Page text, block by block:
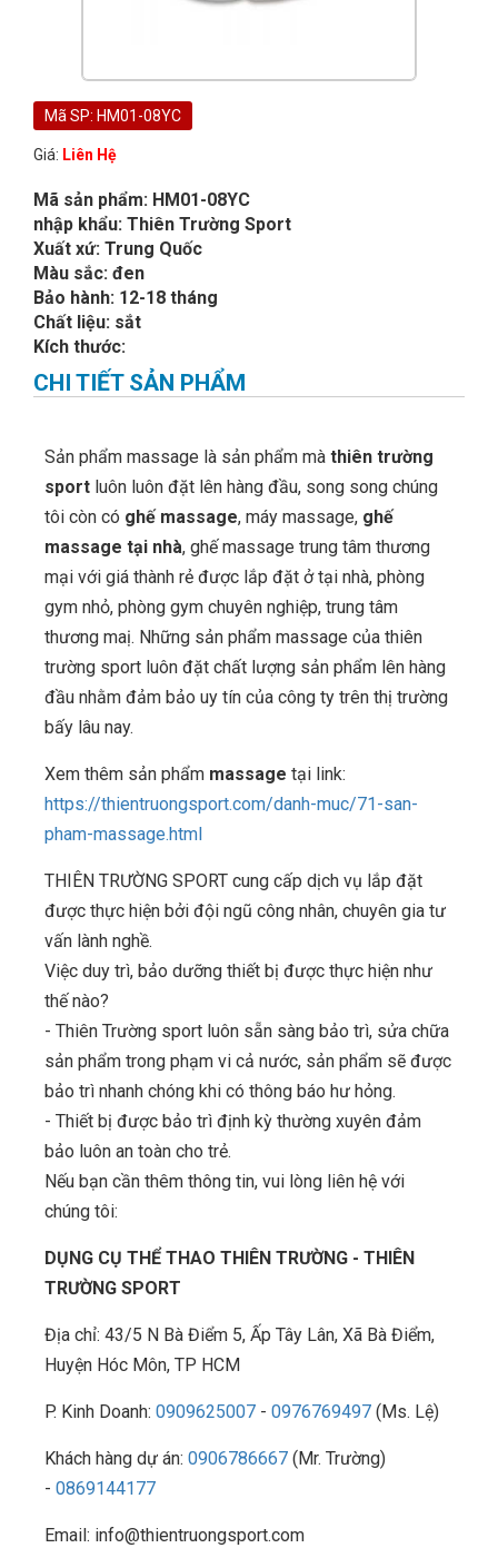
Mã SP: HM01-08YC
Giá: Liên Hệ
Mã sản phẩm: HM01-08YC
nhập khẩu: Thiên Trường Sport
Xuất xứ: Trung Quốc
Màu sắc: đen
Bảo hành: 12-18 tháng
Chất liệu: sắt
Kích thước:
CHI TIẾT SẢN PHẨM
Sản phẩm massage là sản phẩm mà thiên trường
sport luôn luôn đặt lên hàng đầu, song song chúng
tôi còn có ghế massage, máy massage, ghế
massage tại nhà, ghế massage trung tâm thương
mại với giá thành rẻ được lắp đặt ở tại nhà, phòng
gym nhỏ, phòng gym chuyên nghiệp, trung tâm
thương maị. Những sản phẩm massage của thiên
trường sport luôn đặt chất lượng sản phẩm lên hàng
đầu nhằm đảm bảo uy tín của công ty trên thị trường
bấy lâu nay.
Xem thêm sản phẩm massage tại link:
https://thientruongsport.com/danh-muc/71-san-
pham-massage.html
THIÊN TRƯỜNG SPORT cung cấp dịch vụ lắp đặt
được thực hiện bởi đội ngũ công nhân, chuyên gia tư
vấn lành nghề.
Việc duy trì, bảo dưỡng thiết bị được thực hiện như
thế nào?
- Thiên Trường sport luôn sẵn sàng bảo trì, sửa chữa
sản phẩm trong phạm vi cả nước, sản phẩm sẽ được
bảo trì nhanh chóng khi có thông báo hư hỏng.
- Thiết bị được bảo trì định kỳ thường xuyên đảm
bảo luôn an toàn cho trẻ.
Nếu bạn cần thêm thông tin, vui lòng liên hệ với
chúng tôi:
DỤNG CỤ THỂ THAO THIÊN TRƯỜNG - THIÊN
TRƯỜNG SPORT
Địa chỉ: 43/5 N Bà Điểm 5, Ấp Tây Lân, Xã Bà Điểm,
Huyện Hóc Môn, TP HCM
P. Kinh Doanh: 0909625007 - 0976769497 (Ms. Lệ)
Khách hàng dự án: 0906786667 (Mr. Trường)
- 0869144177
Email: info@thientruongsport.com